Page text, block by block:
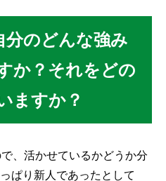
分のどんな強み
か？それをどの
ますか？
、活かせているかどうか分
ぱり新人であったとして